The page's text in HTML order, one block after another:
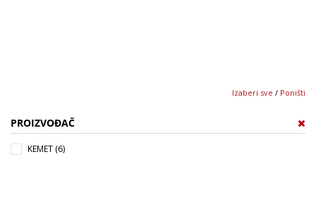
Izaberi sve / Poništi
PROIZVOĐAČ
KEMET (6)